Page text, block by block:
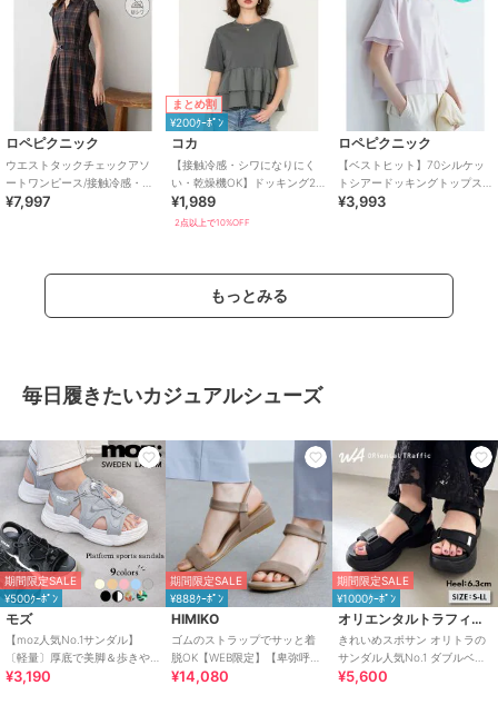
ロペピクニック
ウエストタックチェックアソ
ートワンピース/接触冷感・防
シワ・リンクコーデ
¥7,997
まとめ割
¥200ｸｰﾎﾟﾝ
コカ
【接触冷感・シワになりにく
い・乾燥機OK】ドッキング2
段フリルTシャツ 全2色
¥1,989
2点以上で10%OFF
ロペピクニック
【ベストヒット】70シルケッ
トシアードッキングトップス/
着丈が選べる・UVカット・接
¥3,993
もっとみる
毎日履きたいカジュアルシューズ
期間限定SALE
¥500ｸｰﾎﾟﾝ
モズ
【moz人気No.1サンダル】
〔軽量〕厚底で美脚＆歩きや
すい！疲れにくいフィット感
¥3,190
期間限定SALE
¥888ｸｰﾎﾟﾝ
HIMIKO
ゴムのストラップでサッと着
脱OK【WEB限定】【卑弥呼
26SS】ゴムストラップサンダ
¥14,080
期間限定SALE
¥1000ｸｰﾎﾟﾝ
オリエンタルトラフィック
きれいめスポサン オリトラの
サンダル人気No.1 ダブルベル
ト スポーツサンダル /42207
¥5,600